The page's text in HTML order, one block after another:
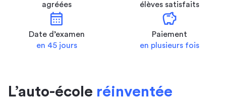
agréées
élèves satisfaits
calendar_month
Date d’examen
en 45 jours
savings
Paiement
en plusieurs fois
L’auto-école réinventée